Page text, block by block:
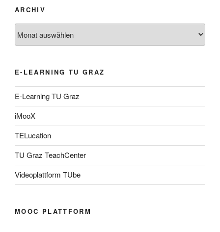
ARCHIV
E-LEARNING TU GRAZ
E-Learning TU Graz
iMooX
TELucation
TU Graz TeachCenter
Videoplattform TUbe
MOOC PLATTFORM